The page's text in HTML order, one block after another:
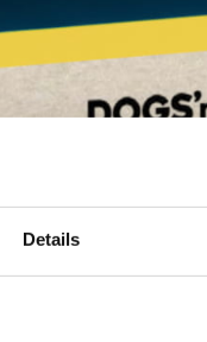
Details